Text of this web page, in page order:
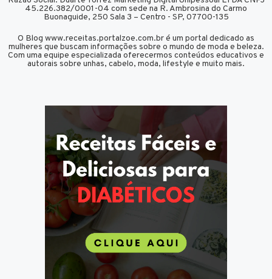
45.226.382/0001-04 com sede na R. Ambrosina do Carmo
Buonaguide, 250 Sala 3 – Centro - SP, 07700-135
O Blog www.receitas.portalzoe.com.br é um portal dedicado as
mulheres que buscam informações sobre o mundo de moda e beleza.
Com uma equipe especializada oferecermos conteúdos educativos e
autorais sobre unhas, cabelo, moda, lifestyle e muito mais.